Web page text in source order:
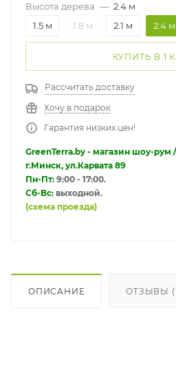
Высота дерева — 2.4 м
1.5 м
1.8 м 2.1 м 2.4 м
КУПИТЬ В 1
Рассчитать доставку
Хочу в подарок
Гарантия низких цен!
GreenTerra.by - магазин шоу-рум
г.Минск, ул.Карвата 89
Пн-Пт: 9:00 - 17:00.
Сб-Вс: выходной.
(схема проезда)
ОПИСАНИЕ ОТЗЫВЫ